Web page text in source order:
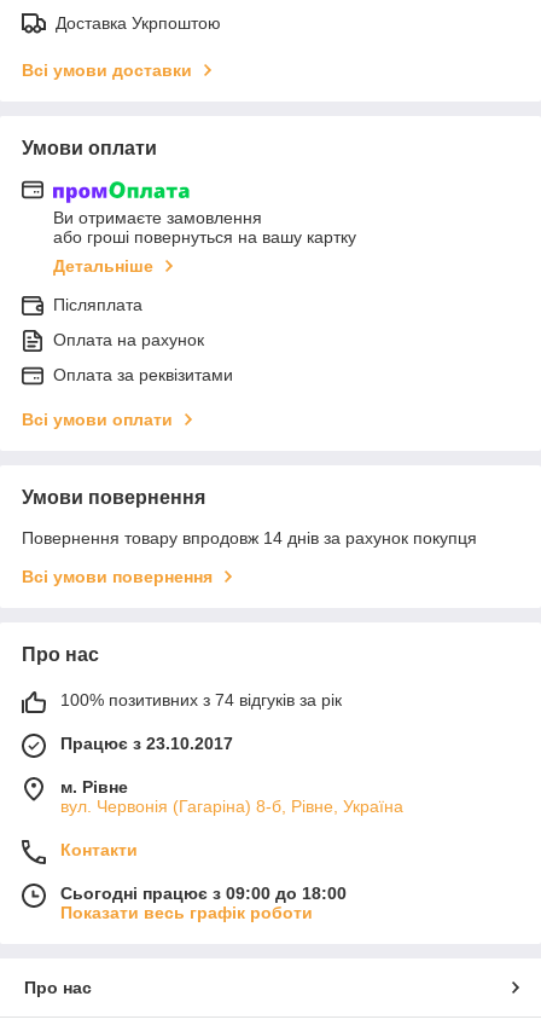
Доставка Укрпоштою
Всі умови доставки
Умови оплати
Ви отримаєте замовлення
або гроші повернуться на вашу картку
Детальніше
Післяплата
Оплата на рахунок
Оплата за реквізитами
Всі умови оплати
Умови повернення
Повернення товару впродовж 14 днів за рахунок покупця
Всі умови повернення
Про нас
100% позитивних з 74 відгуків за рік
Працює з 23.10.2017
м. Рівне
вул. Червонія (Гагаріна) 8-б, Рівне, Україна
Контакти
Сьогодні працює з 09:00 до 18:00
Показати весь графік роботи
Про нас